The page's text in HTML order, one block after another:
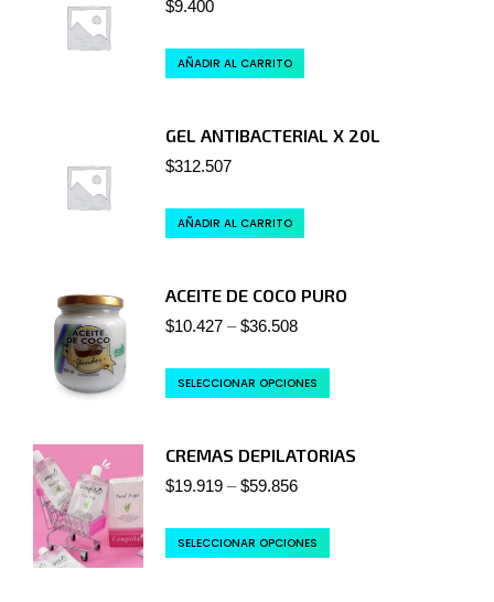
$9.400
AÑADIR AL CARRITO
GEL ANTIBACTERIAL X 20L
$312.507
AÑADIR AL CARRITO
ACEITE DE COCO PURO
$10.427 –$36.508
SELECCIONAR OPCIONES
CREMAS DEPILATORIAS
$19.919 –$59.856
SELECCIONAR OPCIONES